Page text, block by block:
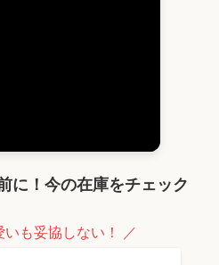
に！今の在庫をチェック
いも妥協しない！ ／